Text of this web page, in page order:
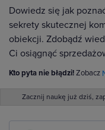
Dowiedz się jak
sekrety skutecznej
obiekcji. Zdobądź
Ci osiągnąć
Kto pyta nie błądzi!Zobacz
Zacznij naukę już dziś,